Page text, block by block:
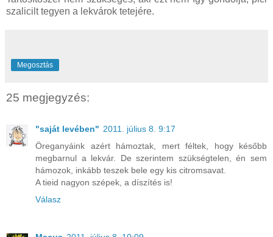
szalicilt tegyen a lekvárok tetejére.
Megosztás
25 megjegyzés:
"saját levében" 2011. július 8. 9:17
Öreganyáink azért hámoztak, mert féltek, hogy később
megbarnul a lekvár. De szerintem szükségtelen, én sem
hámozok, inkább teszek bele egy kis citromsavat.
A tieid nagyon szépek, a díszítés is!
Válasz